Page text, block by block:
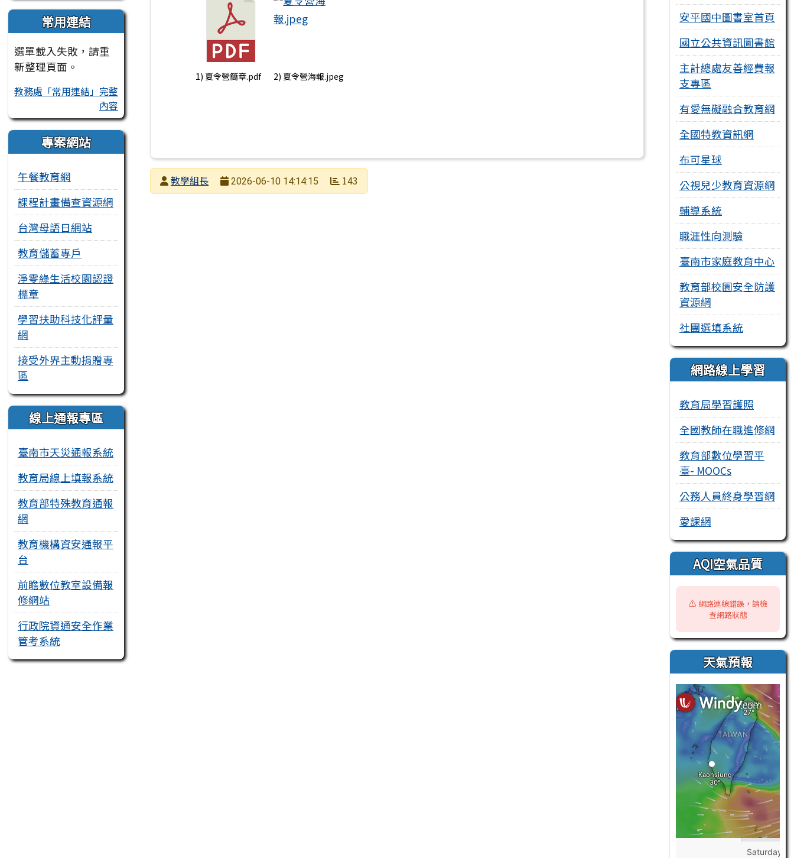
常用連結
選單載入失敗，請重
新整理頁面。
教務處「常用連結」完整
內容
專案網站
午餐教育網
課程計畫備查資源網
台灣母語日網站
教育儲蓄專戶
淨零綠生活校園認證
標章
學習扶助科技化評量
網
接受外界主動捐贈專
區
線上通報專區
臺南市天災通報系統
教育局線上填報系統
教育部特殊教育通報
網
教育機構資安通報平
台
前瞻數位教室設備報
修網站
行政院資通安全作業
管考系統
1) 夏令營簡章.pdf 2) 夏令營海報.jpeg
發布者教學組長
2026-06-10 14:14:15 143
安平國中圖書室首頁
國立公共資訊圖書館
主計總處友善經費報
支專區
有愛無礙融合教育網
全國特教資訊網
布可星球
公視兒少教育資源網
輔導系統
職涯性向測驗
臺南市家庭教育中心
教育部校園安全防護
資源網
社團選填系統
網路線上學習
教育局學習護照
全國教師在職進修網
教育部數位學習平
臺- MOOCs
公務人員終身學習網
愛課網
AQI空氣品質
⚠️ 網路連線錯誤，請檢
查網路狀態
天氣預報